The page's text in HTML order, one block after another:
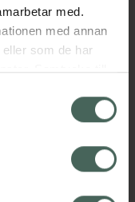
med.
med annan
som de har
Samtycke till
påverkar inte
återkallelsen.
Dölj